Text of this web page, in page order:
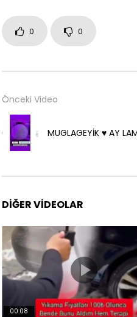
0 0
Önceki Video
MUGLAGEYİK ♥️ AY
DIĞER VIDEOLAR
00:08